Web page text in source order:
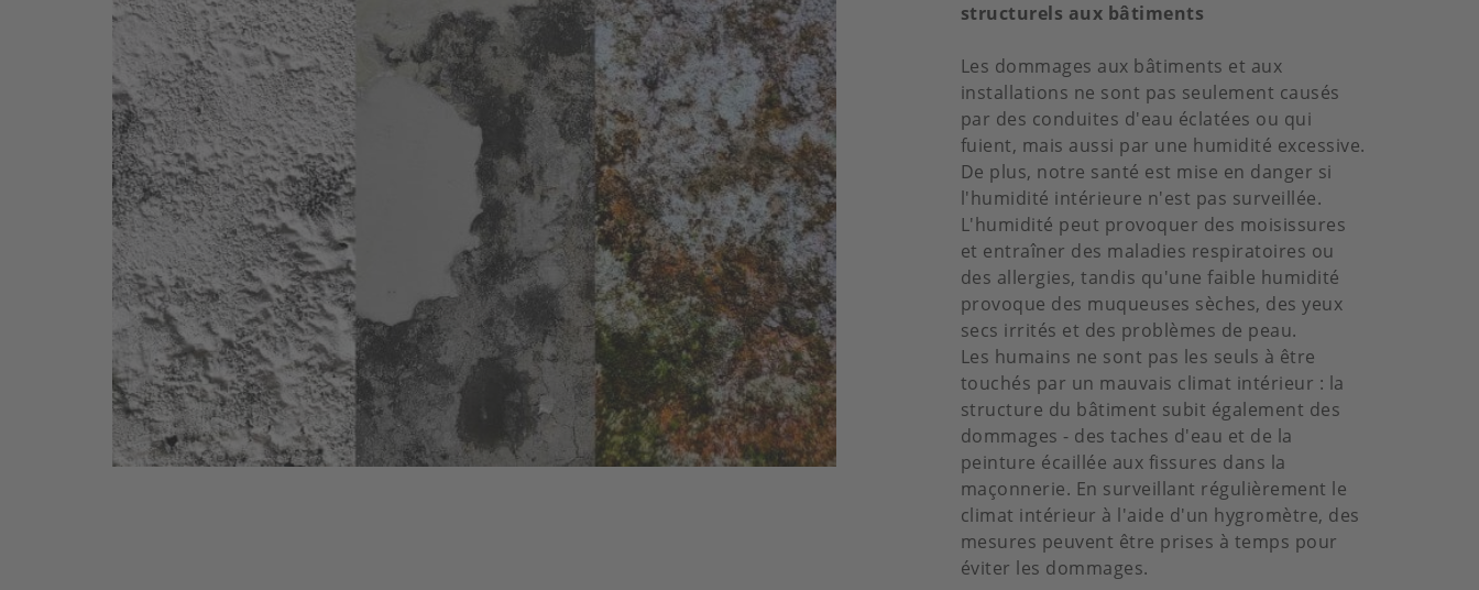
structurels aux bâtiments
Les dommages aux bâtiments et aux
installations ne sont pas seulement causés
par des conduites d'eau éclatées ou qui
fuient, mais aussi par une humidité excessive.
De plus, notre santé est mise en danger si
l'humidité intérieure n'est pas surveillée.
L'humidité peut provoquer des moisissures
et entraîner des maladies respiratoires ou
des allergies, tandis qu'une faible humidité
provoque des muqueuses sèches, des yeux
secs irrités et des problèmes de peau.
Les humains ne sont pas les seuls à être
touchés par un mauvais climat intérieur : la
structure du bâtiment subit également des
dommages - des taches d'eau et de la
peinture écaillée aux fissures dans la
maçonnerie. En surveillant régulièrement le
climat intérieur à l'aide d'un hygromètre, des
mesures peuvent être prises à temps pour
éviter les dommages.